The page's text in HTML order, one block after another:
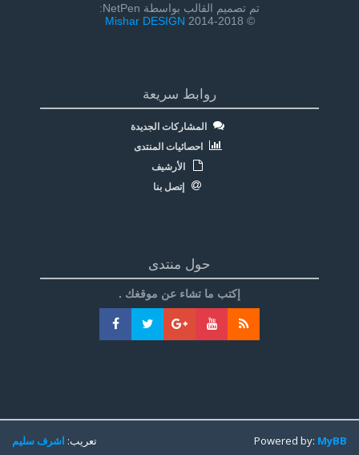
تم تصميم القالب بواسطة NetPen:
© 2014-2018
Mishar DESIGN
روابط سريعة
المشاركات الجديدة
احصائيات المنتدى
الأرشيف
إتصل بنا
حول منتدى
إكتب ما تشاء عن موقغك .
تعريب:اشرف سليم Powered by:MyBB